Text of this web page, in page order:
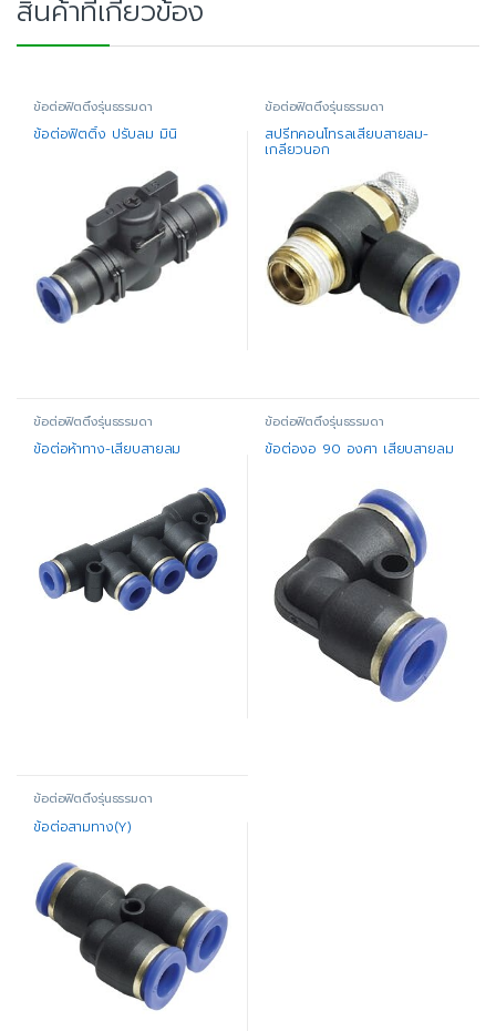
สินค้าที่เกี่ยวข้อง
ข้อต่อฟิตติ้งรุ่นธรรมดา
ข้อต่อฟิตติ้ง ปรับลม มินิ
ข้อต่อฟิตติ้งรุ่นธรรมดา
สปรีทคอนโทรลเสียบสายลม-
เกลียวนอก
ข้อต่อฟิตติ้งรุ่นธรรมดา
ข้อต่อห้าทาง-เสียบสายลม
ข้อต่อฟิตติ้งรุ่นธรรมดา
ข้อต่องอ 90 องศา เสียบสายลม
ข้อต่อฟิตติ้งรุ่นธรรมดา
ข้อต่อสามทาง(Y)